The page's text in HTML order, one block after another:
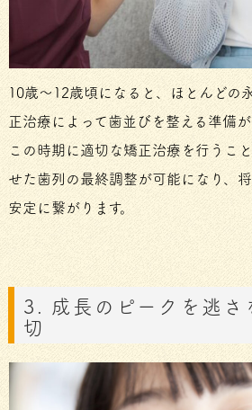
10歳～12歳頃になると、ほとんどの
正治療によって歯並びを整える準備が
この時期に適切な矯正治療を行うこ
せた歯列の最終調整が可能になり、
安定に繋がります。
3. 成長のピークを逃さ
切